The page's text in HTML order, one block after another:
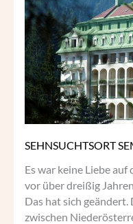
SEHNSUCHTSORT
Es war keine Liebe auf
vor über dreißig
Das hat sich geändert.
zwischen